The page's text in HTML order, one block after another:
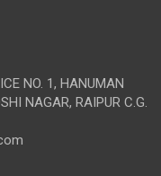
NO. 1, HANUMAN
NAGAR, RAIPUR C.G.